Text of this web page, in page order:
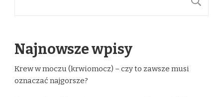
Najnowsze wpisy
Krew w moczu (krwiomocz) – czy to zawsze musi
oznaczać najgorsze?